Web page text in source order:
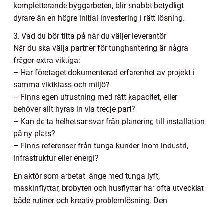
kompletterande byggarbeten, blir snabbt betydligt
dyrare än en högre initial investering i rätt lösning.
3. Vad du bör titta på när du väljer leverantör
När du ska välja partner för tunghantering är några
frågor extra viktiga:
– Har företaget dokumenterad erfarenhet av projekt i
samma viktklass och miljö?
– Finns egen utrustning med rätt kapacitet, eller
behöver allt hyras in via tredje part?
– Kan de ta helhetsansvar från planering till installation
på ny plats?
– Finns referenser från tunga kunder inom industri,
infrastruktur eller energi?
En aktör som arbetat länge med tunga lyft,
maskinflyttar, brobyten och husflyttar har ofta utvecklat
både rutiner och kreativ problemlösning. Den